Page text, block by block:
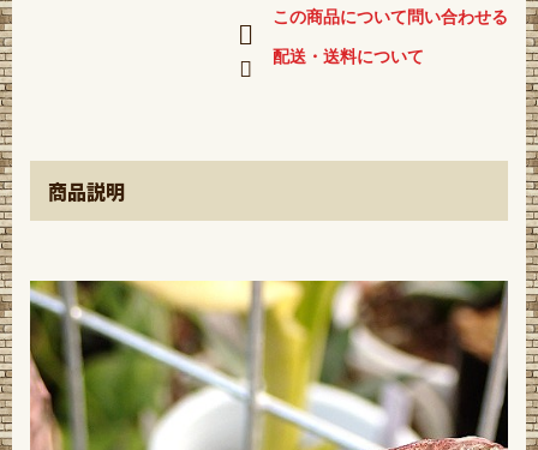
この商品について問い合わせる
配送・送料について
商品説明